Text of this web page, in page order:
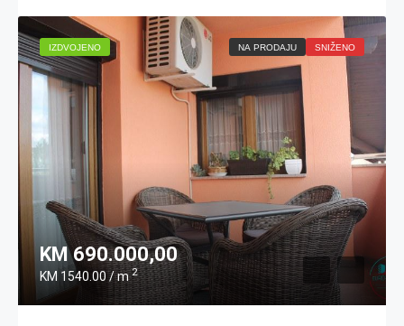
IZDVOJENO NA PRODAJU SNIŽENO
KM 690.000,00
KM 1540.00 / m2